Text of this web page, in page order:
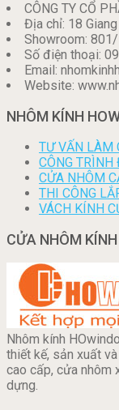
CÔNG TY CỔ
Địa chỉ: 18 Giang
Showroom: 801/
Số điện thoại:
Email:
Website:
NHÔM KÍNH
TƯ VẤN LÀM
CÔNG TRÌNH
CỬA NHÔM
THI CÔNG
VÁCH KÍNH
CỬA NHÔM
Nhôm kính
thiết kế, sản xuất
cao cấp, cửa nhôm
dựng.